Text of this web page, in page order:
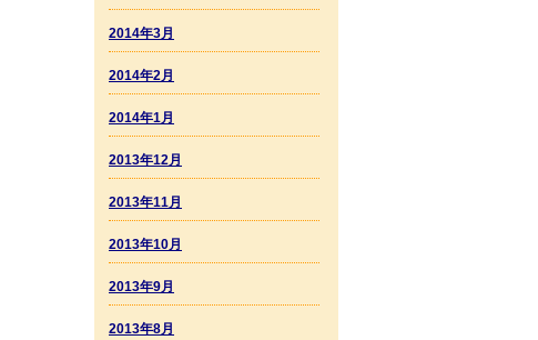
2014年3月
2014年2月
2014年1月
2013年12月
2013年11月
2013年10月
2013年9月
2013年8月